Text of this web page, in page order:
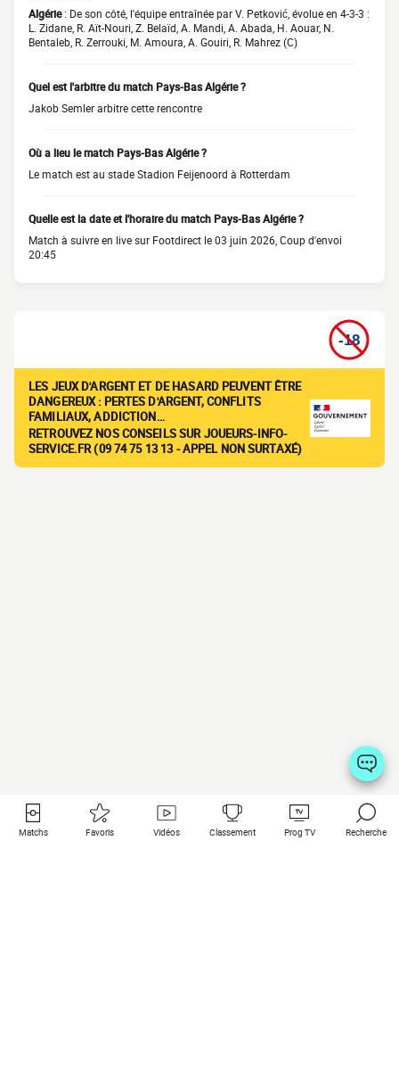
Algérie: De son côté, l'équipe entraînée par V. Petković, évolue en 4-3-3 :
L. Zidane, R. Aït-Nouri, Z. Belaïd, A. Mandi, A. Abada, H. Aouar, N.
Bentaleb, R. Zerrouki, M. Amoura, A. Gouiri, R. Mahrez (C)
Quel est l'arbitre du match Pays-Bas Algérie ?
Jakob Semler arbitre cette rencontre
Où a lieu le match Pays-Bas Algérie ?
Le match est au stade Stadion Feijenoord à Rotterdam
Quelle est la date et l'horaire du match Pays-Bas Algérie ?
Match à suivre en live sur Footdirect le 03 juin 2026, Coup d'envoi
20:45
LES JEUX D'ARGENT ET DE HASARD PEUVENT ÊTRE
DANGEREUX : PERTES D'ARGENT, CONFLITS
FAMILIAUX, ADDICTION…
RETROUVEZ NOS CONSEILS SUR JOUEURS-INFO-
SERVICE.FR (09 74 75 13 13 - APPEL NON SURTAXÉ)
Matchs Favoris Vidéos Classement Prog TV Recherche